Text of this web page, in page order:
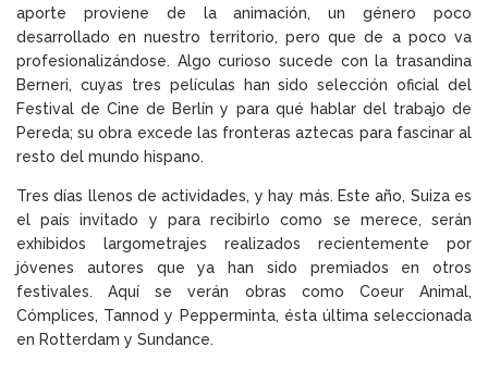
aporte proviene de la animación, un género poco
desarrollado en nuestro territorio, pero que de a poco va
profesionalizándose. Algo curioso sucede con la trasandina
Berneri, cuyas tres películas han sido selección oficial del
Festival de Cine de Berlín y para qué hablar del trabajo de
Pereda; su obra excede las fronteras aztecas para fascinar al
resto del mundo hispano.
Tres días llenos de actividades, y hay más. Este año, Suiza es
el país invitado y para recibirlo como se merece, serán
exhibidos largometrajes realizados recientemente por
jóvenes autores que ya han sido premiados en otros
festivales. Aquí se verán obras como Coeur Animal,
Cómplices, Tannod y Pepperminta, ésta última seleccionada
en Rotterdam y Sundance.